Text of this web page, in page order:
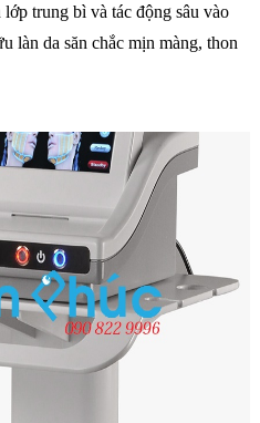
trung bì và tác động sâu vào
làn da săn chắc mịn màng, thon